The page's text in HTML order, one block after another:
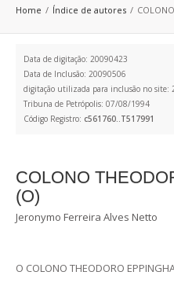
Home Índice de autores
Data de digitação: 20090423
Data de Inclusão: 20090506
digitação utilizada para inclusão no site:
Tribuna de Petrópolis: 07/08/1994
Código Registro: c561760..T517991
COLONO
(O)
Jeronymo Ferreira Alves Netto
O COLONO THEODORO